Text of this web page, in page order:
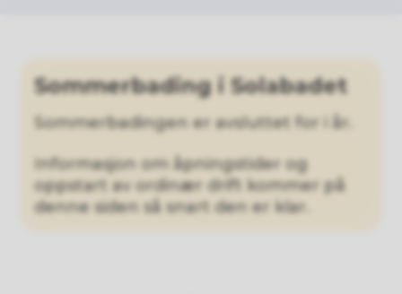
Sommerbading i Solabadet
Sommerbadingen er avsluttet for i år.
Informasjon om åpningstider og
oppstart av ordinær drift kommer på
denne siden så snart den er klar.